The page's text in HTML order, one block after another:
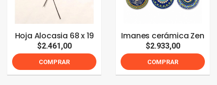
Hoja Alocasia 68 x 19
$2.461,00
COMPRAR
Imanes cerámica Zen
$2.933,00
COMPRAR